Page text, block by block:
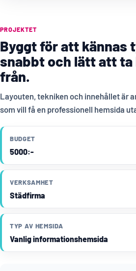
PROJEKTET
Byggt för att kännas
snabbt och lätt att
från.
Layouten, tekniken och innehållet är
som vill få en professionell hemsida
BUDGET
5000:-
VERKSAMHET
Städfirma
TYP AV HEMSIDA
Vanlig informationshemsida